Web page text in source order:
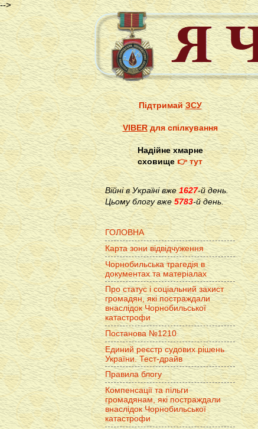
-->
ПідтримайЗСУ
VIBERдля спілкування
Надійне хмарне
сховище👉 тут
Війні в Україні вже1627-й день.
Цьому блогу вже 5783-й день.
ГОЛОВНА
Карта зони відвідчуження
Чорнобильська трагедія в
документах та матеріалах
Про статус і соціальний захист
громадян, які постраждали
внаслідок Чорнобильської
катастрофи
Постанова №1210
Единий реєстр судових рішень
України. Тест-драйв
Правила блогу
Компенсації та пільги
громадянам, які постраждали
внаслідок Чорнобильської
катастрофи